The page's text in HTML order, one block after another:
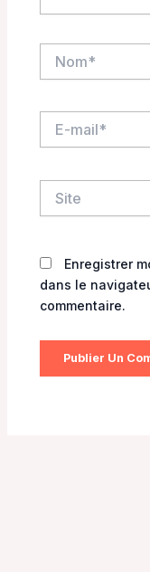
mail*
Enregistrer
dans le
commentaire.